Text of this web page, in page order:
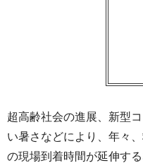
超高齢社会の進展、新型
い暑さなどにより、年々
の現場到着時間が延伸す